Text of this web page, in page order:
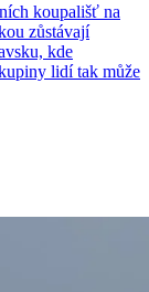
koupališť na
zůstávají
kde
lidí tak může